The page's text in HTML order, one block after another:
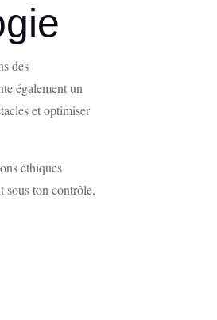
des
également un
et optimiser
éthiques
sous ton contrôle,